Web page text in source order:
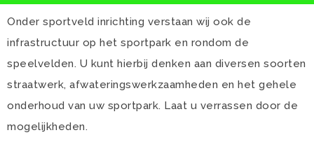
Onder sportveld inrichting verstaan wij ook de
infrastructuur op het sportpark en rondom de
speelvelden. U kunt hierbij denken aan diversen soorten
straatwerk, afwateringswerkzaamheden en het gehele
onderhoud van uw sportpark. Laat u verrassen door de
mogelijkheden.